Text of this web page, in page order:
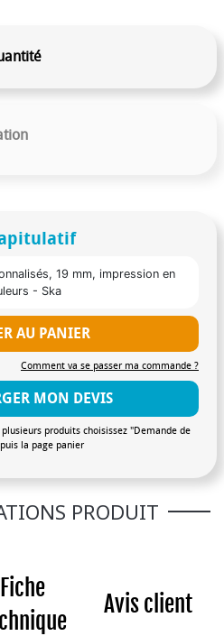
19 mm, impression en
- Ska
AU PANIER
Comment va se passer ma commande ?
MON DEVIS
produits choisissez "Demande de
la page panier
PRODUIT
Fiche
Avis client